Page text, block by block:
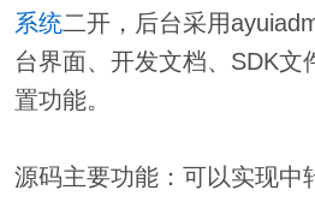
系统二开，后台采用
台界面、开发文档、SDK文
置功能。
源码主要功能：可以实现中